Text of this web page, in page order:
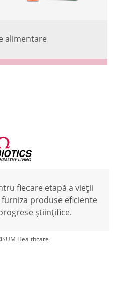
alimentare
fiecare etapă a vieții
produse eficiente
științifice.
Healthcare